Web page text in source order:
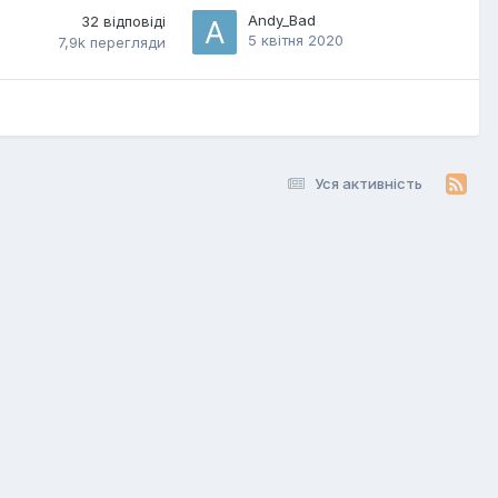
32 відповіді
7,9k перегляди
Andy_Bad
5 квітня 2020
Уся активність